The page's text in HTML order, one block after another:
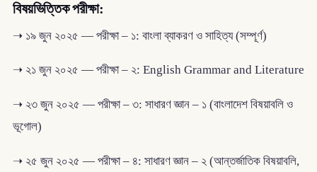
বিষয়ভিত্তিক পরীক্ষা:
➝ ১৯ জুন ২০২৫ — পরীক্ষা – ১: বাংলা ব্যাকরণ ও সাহিত্য (সম্পূর্ণ)
➝ ২১ জুন ২০২৫ — পরীক্ষা – ২: English Grammar and Literature
➝ ২৩ জুন ২০২৫ — পরীক্ষা – ৩: সাধারণ জ্ঞান – ১ (বাংলাদেশ বিষয়াবলি ও
ভূগোল)
➝ ২৫ জুন ২০২৫ — পরীক্ষা – ৪: সাধারণ জ্ঞান – ২ (আন্তর্জাতিক বিষয়াবলি,